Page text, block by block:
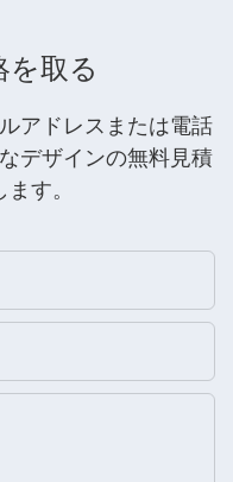
を取る
アドレスまたは電話
デザインの無料見積
す。